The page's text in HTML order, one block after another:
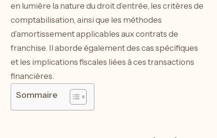
en lumière la nature du droit d’entrée, les critères de
comptabilisation, ainsi que les méthodes
d’amortissement applicables aux contrats de
franchise. Il aborde également des cas spécifiques
et les implications fiscales liées à ces transactions
financières.
Sommaire